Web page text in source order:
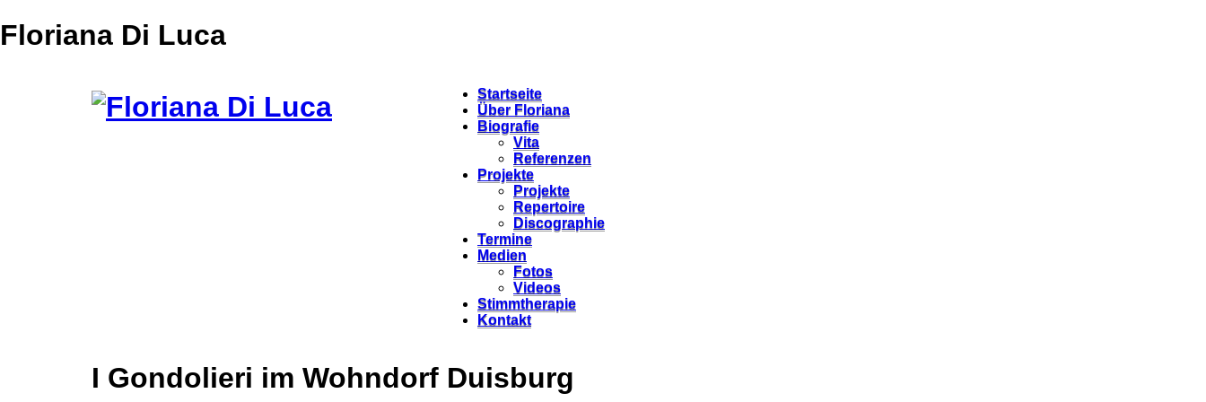
Floriana Di Luca
Startseite
Über Floriana
Biografie
Vita
Referenzen
Projekte
Projekte
Repertoire
Discographie
Termine
Medien
Fotos
Videos
Stimmtherapie
Kontakt
I Gondolieri im Wohndorf Duisburg